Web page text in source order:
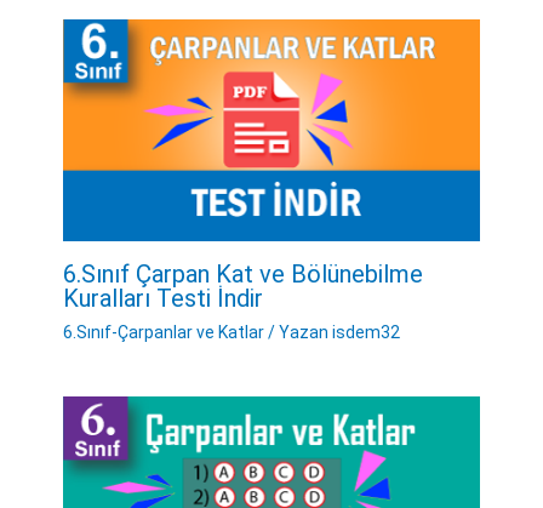
6.Sınıf Çarpan Kat ve Bölünebilme
Kuralları Testi İndir
6.Sınıf-Çarpanlar ve Katlar/ Yazan isdem32